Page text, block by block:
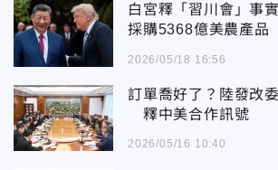
白宮釋「習川會」事
採購5368億美農產品
2026/05/18 16:56
訂單喬好了？陸發改
釋中美合作訊號
2026/05/16 10:40